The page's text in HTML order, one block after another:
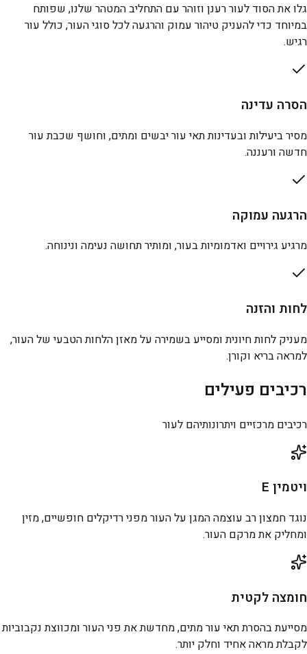
גלו את הסוד לעור רענן וזוהר עם התחליב המטהר שלנו, שפותח
במיוחד כדי להעניק טיהור עמוק והרגעה לכל סוגי העור, כולל עור
רגיש.
הסרה עדינה
מסיר ביעילות ובעדינות תאי עור יבשים ומתים, וחושף שכבת עור
חדשה ורעננה.
הרגעה עמוקה
מרגיע גירויים ואדמומיות בעור, ומותיר תחושה נעימה ונינוחה.
לחות והזנה
מעניק לחות חיונית ומסייע בשמירה על מאזן הלחות הטבעי של העור,
למראה בריא וקורן.
רכיבים פעילים
רכיבים מרכזיים ויתרונותיהם לעור
ויטמין E
נוגד חמצון רב עוצמה המגן על העור מפני רדיקלים חופשיים, מזין
ומחליק את מרקם העור.
חומצה לקטית
מסייעת בהסרת תאי עור מתים, מחדשת את פני העור ומכווצת נקבוביות
לקבלת מראה אחיד וחלק יותר.